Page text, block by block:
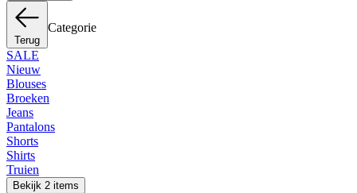
Terug
Categorie
SALE
Nieuw
Blouses
Broeken
Jeans
Pantalons
Shorts
Shirts
Truien
Bekijk 2 items